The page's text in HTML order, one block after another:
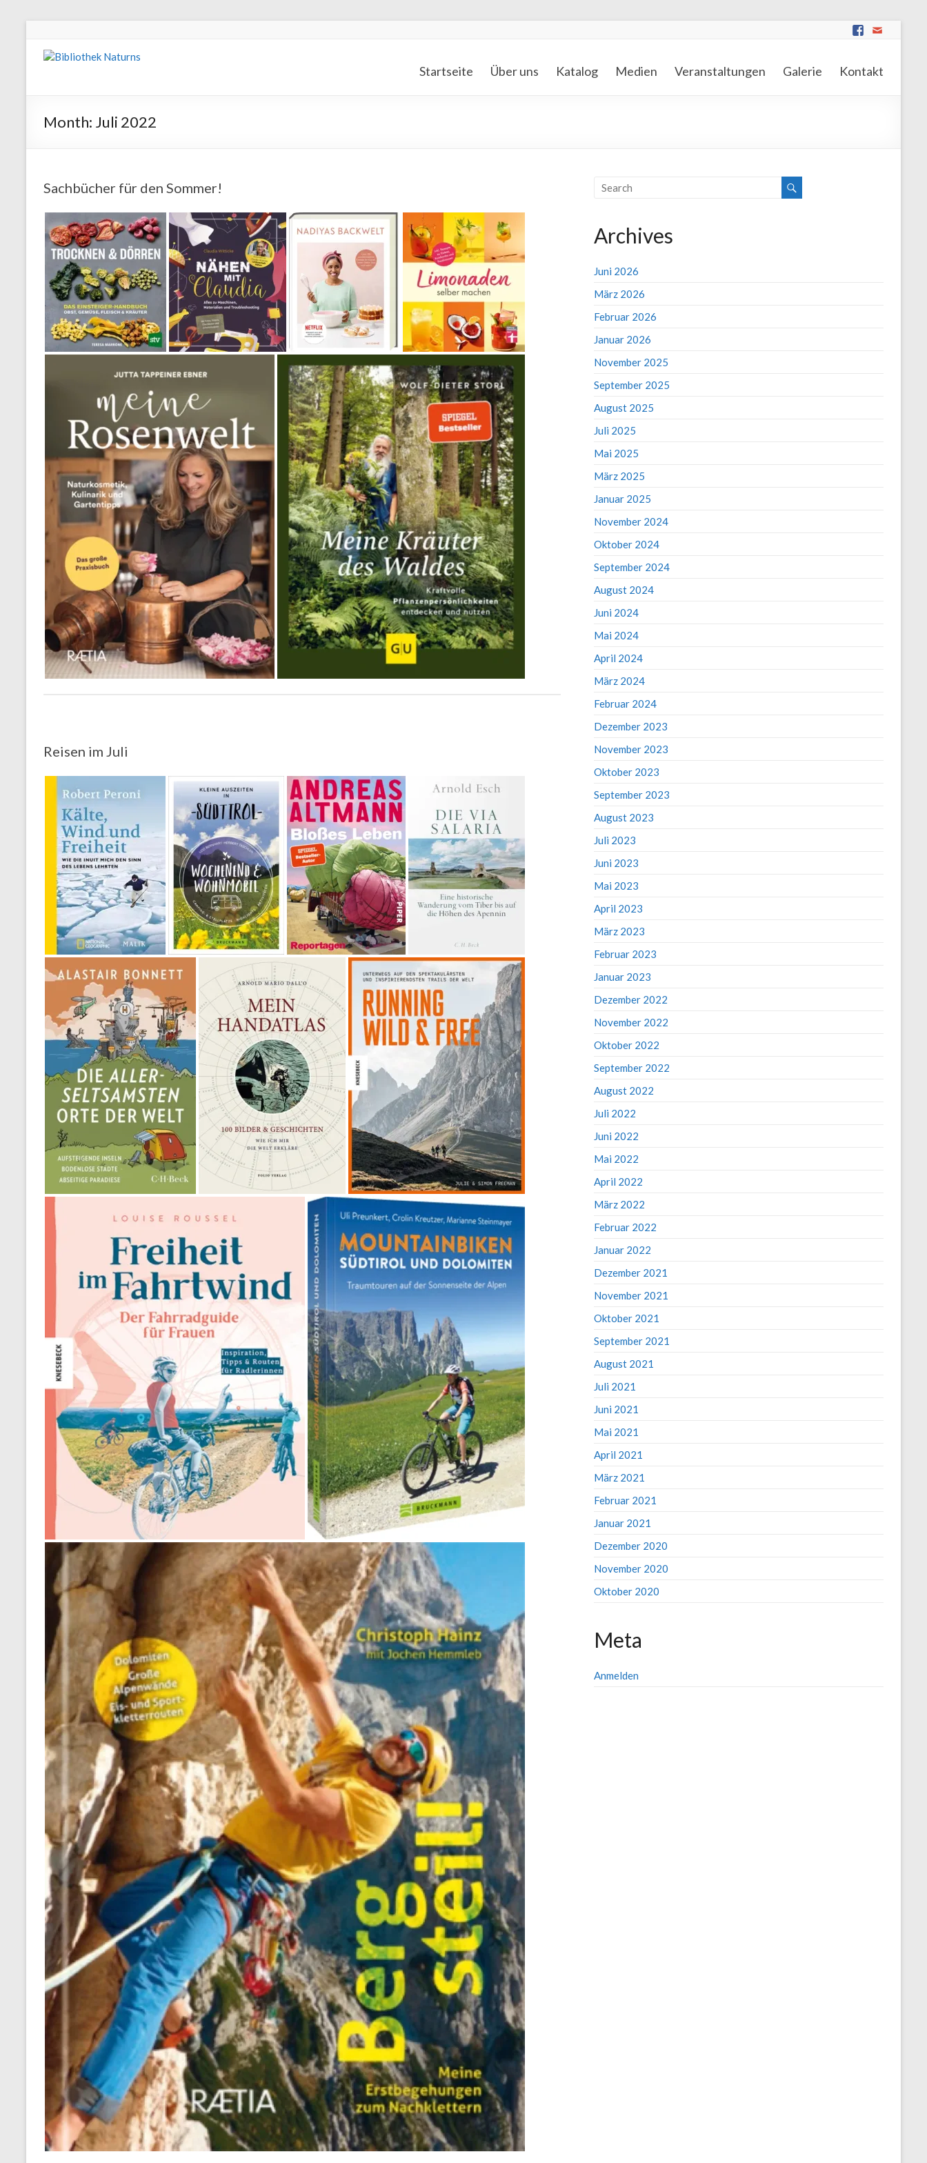
Startseite Über uns Katalog Medien Veranstaltungen Galerie Kontakt
Month: Juli 2022
Sachbücher für den Sommer!
Reisen im Juli
Archives
Juni 2026
März 2026
Februar 2026
Januar 2026
November 2025
September 2025
August 2025
Juli 2025
Mai 2025
März 2025
Januar 2025
November 2024
Oktober 2024
September 2024
August 2024
Juni 2024
Mai 2024
April 2024
März 2024
Februar 2024
Dezember 2023
November 2023
Oktober 2023
September 2023
August 2023
Juli 2023
Juni 2023
Mai 2023
April 2023
März 2023
Februar 2023
Januar 2023
Dezember 2022
November 2022
Oktober 2022
September 2022
August 2022
Juli 2022
Juni 2022
Mai 2022
April 2022
März 2022
Februar 2022
Januar 2022
Dezember 2021
November 2021
Oktober 2021
September 2021
August 2021
Juli 2021
Juni 2021
Mai 2021
April 2021
März 2021
Februar 2021
Januar 2021
Dezember 2020
November 2020
Oktober 2020
Meta
Anmelden